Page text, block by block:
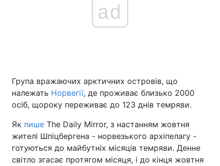
ad
Група вражаючих арктичних островів, що
належать Норвегії, де проживає близько 2000
осіб, щороку переживає до 123 днів темряви.
Як пише The Daily Mirror, з настанням жовтня
жителі Шпіцбергена - норвезького архіпелагу -
готуються до майбутніх місяців темряви. Денне
світло згасає протягом місяця, і до кінця жовтня